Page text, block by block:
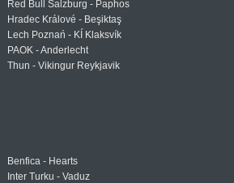
Red Bull Salzburg - Paphos
Hradec Králové - Beşiktaş
Lech Poznań - KÍ Klaksvík
PAOK - Anderlecht
Thun - Vikingur Reykjavik
Benfica - Hearts
Inter Turku - Vaduz